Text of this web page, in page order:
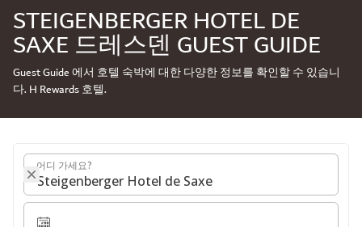
STEIGENBERGER HOTEL DE
SAXE 드레스덴 GUEST GUIDE
Guest Guide 에서 호텔 숙박에 대한 다양한 정보를 확인할 수 있습니
다. H Rewards 호텔.
어디 가세요?
어디 가세요?